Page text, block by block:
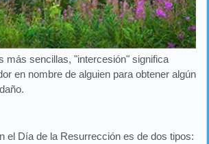
más sencillas, "intercesión" significa
en nombre de alguien para obtener algún
el Día de la Resurrección es de dos tipos: